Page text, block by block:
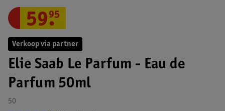
Verkoop via partner
Elie Saab Le Parfum - Eau de
Parfum 50ml
50
59.
95